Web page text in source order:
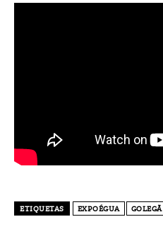
ETIQUETAS EXPOÉGUA GOLEGÃ